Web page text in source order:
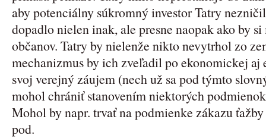
aby potenciálny súkromný investor Tatry
dopadlo nielen inak, ale presne naopak ako by
občanov. Tatry by nielenže nikto nevytrhol zo
mechanizmus by ich zveľadil po ekonomickej aj
svoj verejný záujem (nech už sa pod týmto
mohol chrániť stanovením niektorých
Mohol by napr. trvať na podmienke zákazu
pod.